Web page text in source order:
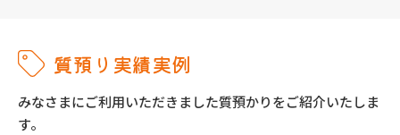
質預り実績実例
みなさまにご利用いただきました質預かりをご紹介いたしま
す。